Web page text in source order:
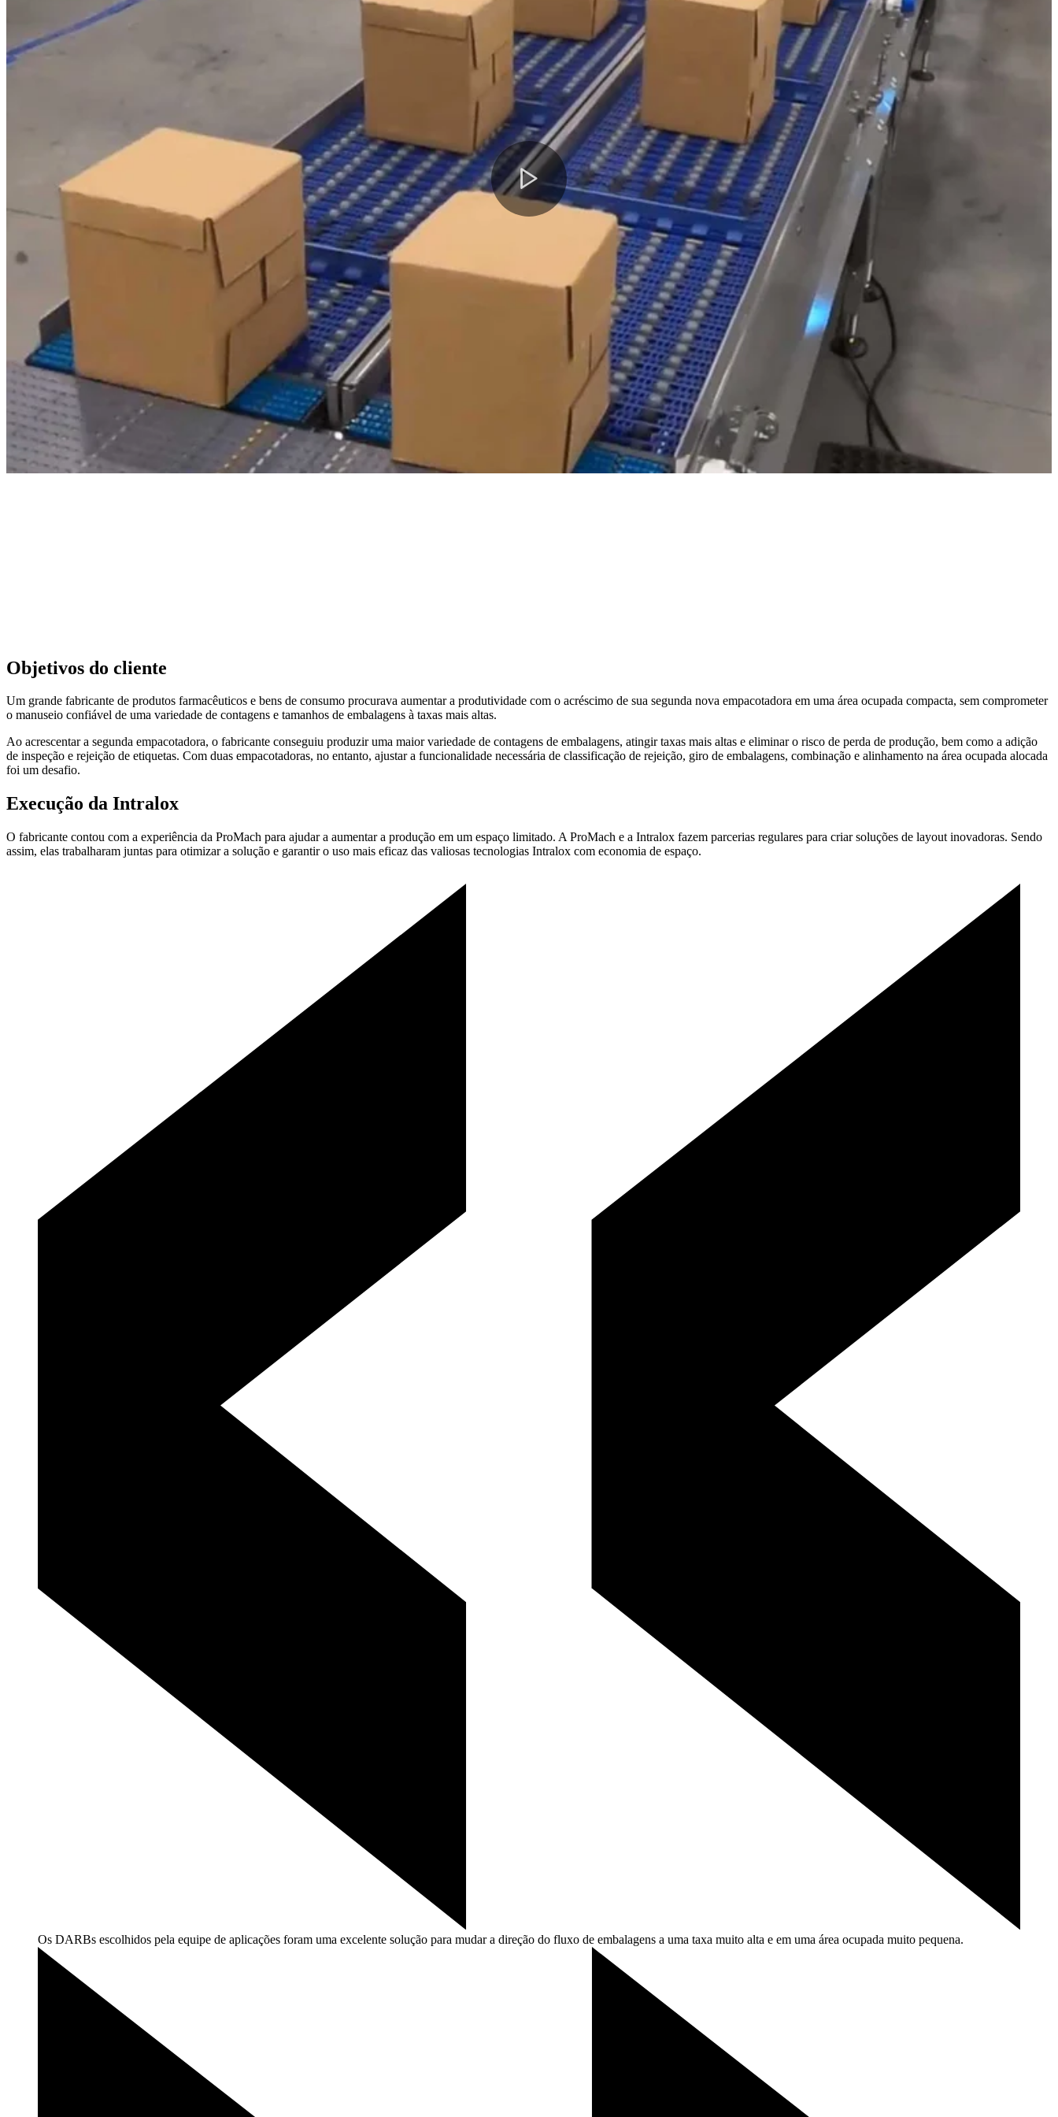
Objetivos do cliente
Um grande fabricante de produtos farmacêuticos e bens de consumo procurava aumentar a produtividade com o acréscimo de sua segunda nova empacotadora em uma área ocupada compacta, sem comprometer
o manuseio confiável de uma variedade de contagens e tamanhos de embalagens à taxas mais altas.
Ao acrescentar a segunda empacotadora, o fabricante conseguiu produzir uma maior variedade de contagens de embalagens, atingir taxas mais altas e eliminar o risco de perda de produção, bem como a adição
de inspeção e rejeição de etiquetas. Com duas empacotadoras, no entanto, ajustar a funcionalidade necessária de classificação de rejeição, giro de embalagens, combinação e alinhamento na área ocupada alocada
foi um desafio.
Execução da Intralox
O fabricante contou com a experiência da ProMach para ajudar a aumentar a produção em um espaço limitado. A ProMach e a Intralox fazem parcerias regulares para criar soluções de layout inovadoras. Sendo
assim, elas trabalharam juntas para otimizar a solução e garantir o uso mais eficaz das valiosas tecnologias Intralox com economia de espaço.
Os DARBs escolhidos pela equipe de aplicações foram uma excelente solução para mudar a direção do fluxo de embalagens a uma taxa muito alta e em uma área ocupada muito pequena.